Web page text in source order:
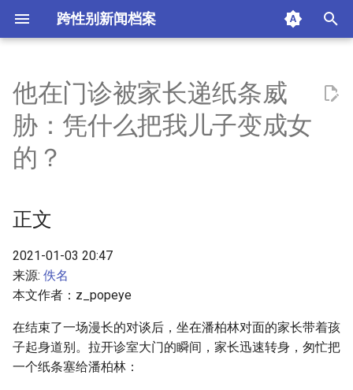
跨性别新闻档案
t
i
z
n
g
正文
摘要与附加信息
他在门诊被家长递纸条威
胁：凭什么把我儿子变成女
的？
正文
2021-01-03 20:47
来源: 佚名
本文作者：z_popeye
在结束了一场漫长的对谈后，坐在潘柏林对面的家长带着孩
子起身道别。拉开诊室大门的瞬间，家长迅速转身，匆忙把
一个纸条塞给潘柏林：